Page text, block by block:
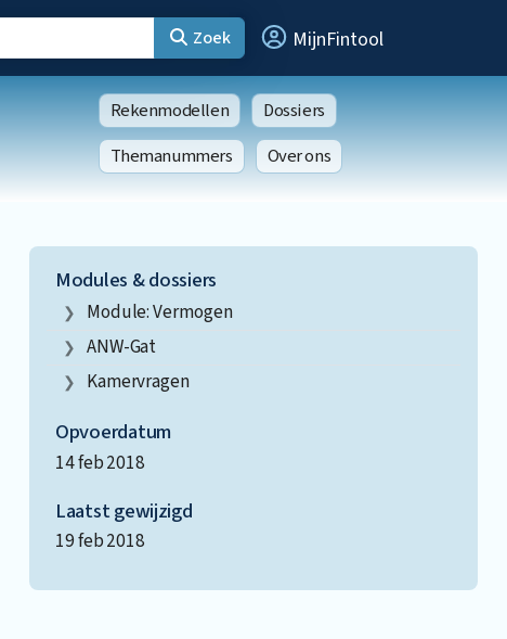
Zoek MijnFintool
Rekenmodellen
Dossiers
Themanummers
Over ons
Modules & dossiers
Module: Vermogen
ANW-Gat
Kamervragen
Opvoerdatum
14 feb 2018
Laatst gewijzigd
19 feb 2018